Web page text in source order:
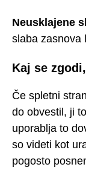
Neusklajene
slaba zasnova
Kaj se
Če spletni
do obvestil, ji
uporablja to
so videti kot
pogosto